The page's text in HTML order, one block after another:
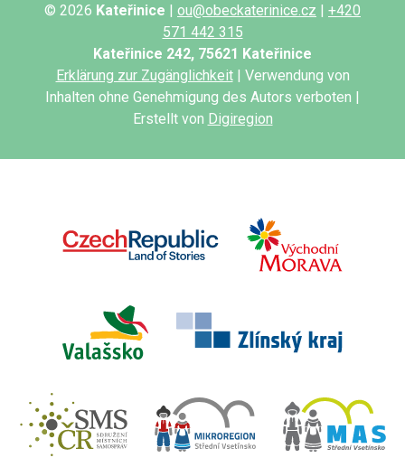
© 2026 Kateřinice | ou@obeckaterinice.cz | +420
571 442 315
Kateřinice 242, 75621 Kateřinice
Erklärung zur Zugänglichkeit| Verwendung von
Inhalten ohne Genehmigung des Autors verboten |
Erstellt von Digiregion